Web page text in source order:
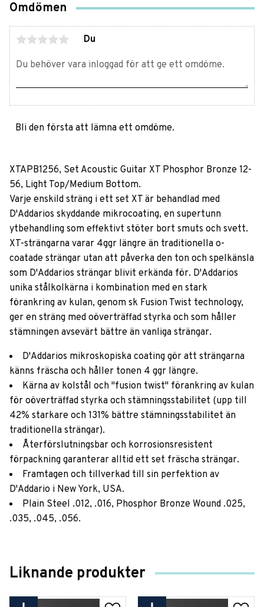
Omdömen
Du
Bli den första att lämna ett omdöme.
XTAPB1256, Set Acoustic Guitar XT Phosphor Bronze 12-
56, Light Top/Medium Bottom.
Varje enskild sträng i ett set XT är behandlad med
D'Addarios skyddande mikrocoating, en supertunn
ytbehandling som effektivt stöter bort smuts och svett.
XT-strängarna varar 4ggr längre än traditionella o-
coatade strängar utan att påverka den ton och spelkänsla
som D'Addarios strängar blivit erkända för. D'Addarios
unika stålkolkärna i kombination med en stark
förankring av kulan, genom sk Fusion Twist technology,
ger en sträng med oöverträffad styrka och som håller
stämningen avsevärt bättre än vanliga strängar.
D'Addarios mikroskopiska coating gör att strängarna
känns fräscha och håller tonen 4 ggr längre.
Kärna av kolstål och "fusion twist" förankring av kulan
för oöverträffad styrka och stämningsstabilitet (upp till
42% starkare och 131% bättre stämningsstabilitet än
traditionella strängar).
Återförslutningsbar och korrosionsresistent
förpackning garanterar alltid ett set fräscha strängar.
Framtagen och tillverkad till sin perfektion av
D'Addario i New York, USA.
Plain Steel .012, .016, Phosphor Bronze Wound .025,
.035, .045, .056.
Liknande produkter